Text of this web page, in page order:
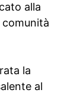
alla
comunità
la
al